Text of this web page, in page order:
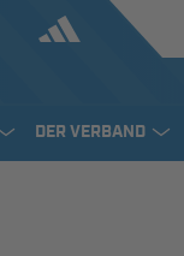
DER VERBAND